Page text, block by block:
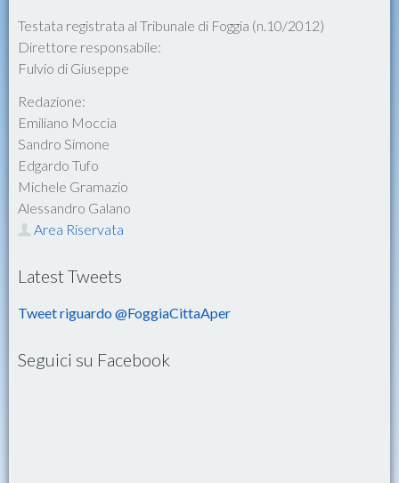
Testata registrata al Tribunale di Foggia (n.10/2012)
Direttore responsabile:
Fulvio di Giuseppe
Redazione:
Emiliano Moccia
Sandro Simone
Edgardo Tufo
Michele Gramazio
Alessandro Galano
Area Riservata
Latest Tweets
Tweet riguardo @FoggiaCittaAper
Seguici su Facebook